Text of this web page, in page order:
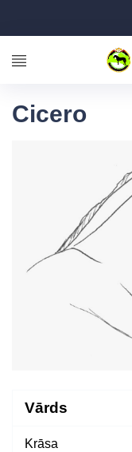
Cicero
Vārds
Krāsa